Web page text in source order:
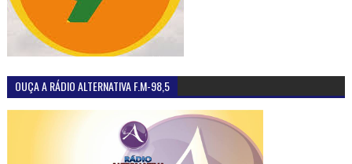
OUÇA A RÁDIO ALTERNATIVA F.M-98,5